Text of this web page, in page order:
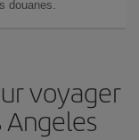
douanes.
voyager